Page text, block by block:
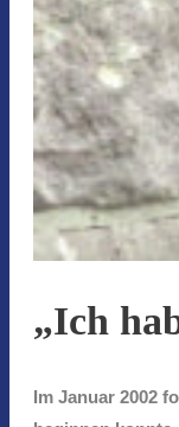
„Ich
Im Januar 2002